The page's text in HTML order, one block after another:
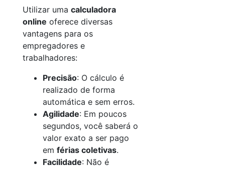
Utilizar uma calculadora
online oferece diversas
vantagens para os
empregadores e
trabalhadores:
Precisão: O cálculo é
realizado de forma
automática e sem erros.
Agilidade: Em poucos
segundos, você saberá o
valor exato a ser pago
em férias coletivas.
Facilidade: Não é